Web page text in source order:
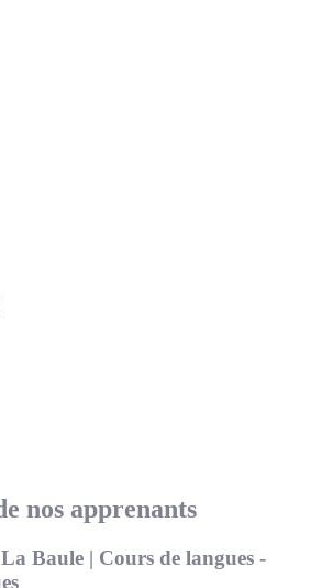
nos apprenants
Baule | Cours de langues -